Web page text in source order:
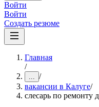
Войти
Войти
Создать резюме
Главная
/
... /
вакансии в Калуге/
слесарь по ремонту